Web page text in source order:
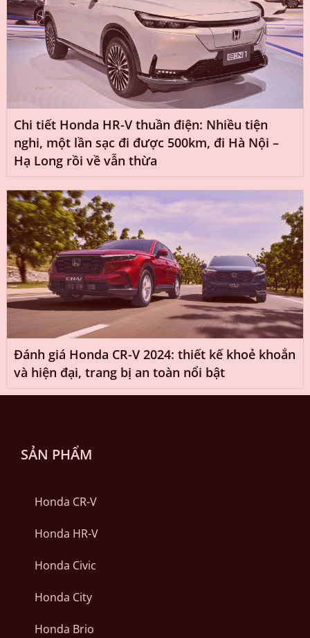
Chi tiết Honda HR-V thuần điện: Nhiều tiện
nghi, một lần sạc đi được 500km, đi Hà Nội –
Hạ Long rồi về vẫn thừa
Đánh giá Honda CR-V 2024: thiết kế khoẻ khoắn
và hiện đại, trang bị an toàn nổi bật
SẢN PHẨM
Honda CR-V
Honda HR-V
Honda Civic
Honda City
Honda Brio